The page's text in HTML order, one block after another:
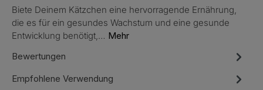
Biete Deinem Kätzchen eine hervorragende Ernährung,
die es für ein gesundes Wachstum und eine gesunde
Entwicklung benötigt,… Mehr
Bewertungen
Empfohlene Verwendung